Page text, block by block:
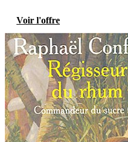
Voir l'offre